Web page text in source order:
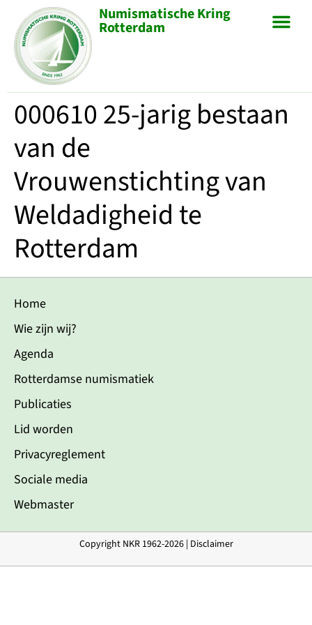
Numismatische Kring
Rotterdam
000610 25-jarig bestaan
van de
Vrouwenstichting van
Weldadigheid te
Rotterdam
Home
Wie zijn wij?
Agenda
Rotterdamse numismatiek
Publicaties
Lid worden
Privacyreglement
Sociale media
Webmaster
Copyright NKR 1962-2026 | Disclaimer